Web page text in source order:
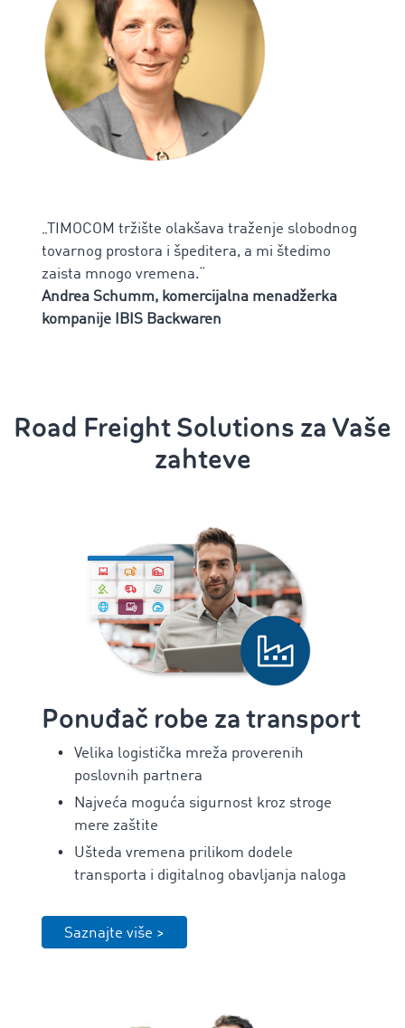
„TIMOCOM tržište olakšava traženje slobodnog
tovarnog prostora i špeditera, a mi štedimo
zaista mnogo vremena.“
Andrea Schumm, komercijalna menadžerka
kompanije IBIS Backwaren
Road Freight Solutions za Vaše
zahteve
Ponuđač robe za transport
Velika logistička mreža proverenih
poslovnih partnera
Najveća moguća sigurnost kroz stroge
mere zaštite
Ušteda vremena prilikom dodele
transporta i digitalnog obavljanja naloga
Saznajte više >